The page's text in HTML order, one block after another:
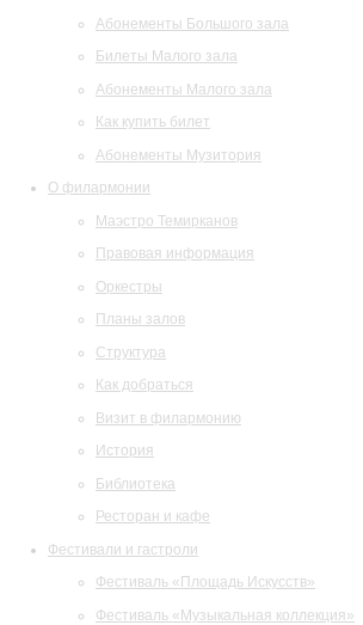
Абонементы Большого зала
Билеты Малого зала
Абонементы Малого зала
Как купить билет
Абонементы Музитория
О филармонии
Маэстро Темирканов
Правовая информация
Оркестры
Планы залов
Структура
Как добраться
Визит в филармонию
История
Библиотека
Ресторан и кафе
Фестивали и гастроли
Фестиваль «Площадь Искусств»
Фестиваль «Музыкальная коллекция»